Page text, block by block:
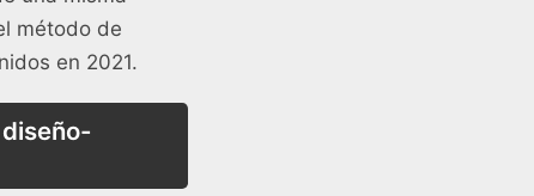
método de
en 2021.